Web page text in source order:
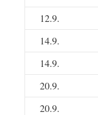
12.9.
14.9.
14.9.
20.9.
20.9.